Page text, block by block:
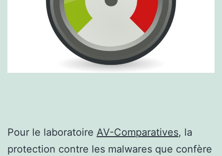
Pour le laboratoire AV-Comparatives, la
protection contre les malwares que confère